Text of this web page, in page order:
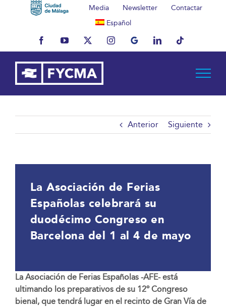
Media Newsletter
Contactar
Español
FacebookYouTubeX InstagramMyBusinessLinkedInTiktok
Anterior Siguiente
La Asociación de Ferias
Españolas celebrará su
duodécimo Congreso en
Barcelona del 1 al 4 de mayo
La Asociación de Ferias Españolas -AFE- está
ultimando los preparativos de su 12º Congreso
bienal, que tendrá lugar en el recinto de Gran Vía de